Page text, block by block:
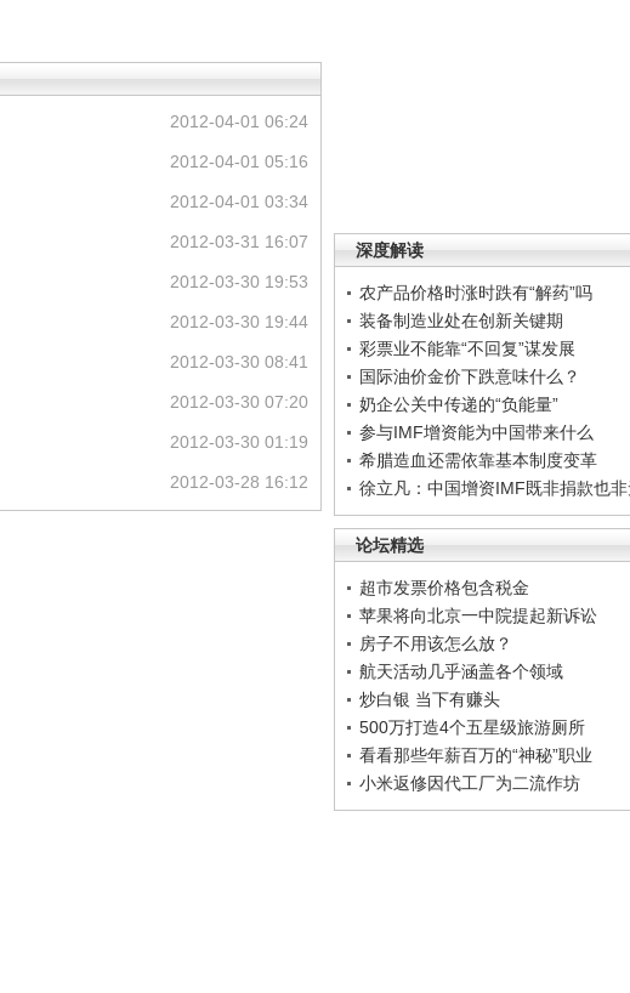
深度解读
农产品价格时涨时跌有“解药”吗
装备制造业处在创新关键期
彩票业不能靠“不回复”谋发展
国际油价金价下跌意味什么？
奶企公关中传递的“负能量”
参与IMF增资能为中国带来什么
希腊造血还需依靠基本制度变革
徐立凡：中国增资IMF既非捐款也
论坛精选
超市发票价格包含税金
苹果将向北京一中院提起新诉讼
房子不用该怎么放？
航天活动几乎涵盖各个领域
炒白银 当下有赚头
500万打造4个五星级旅游厕所
看看那些年薪百万的“神秘”职业
小米返修因代工厂为二流作坊
2012-04-01 06:24
2012-04-01 05:16
2012-04-01 03:34
2012-03-31 16:07
2012-03-30 19:53
2012-03-30 19:44
2012-03-30 08:41
2012-03-30 07:20
2012-03-30 01:19
2012-03-28 16:12